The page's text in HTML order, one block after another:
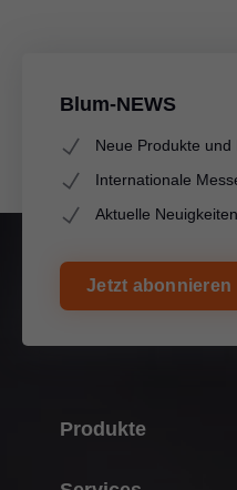
Blum-NEWS
Neue Produkte und
Internationale
Aktuelle
Jetzt abonnieren
Produkte